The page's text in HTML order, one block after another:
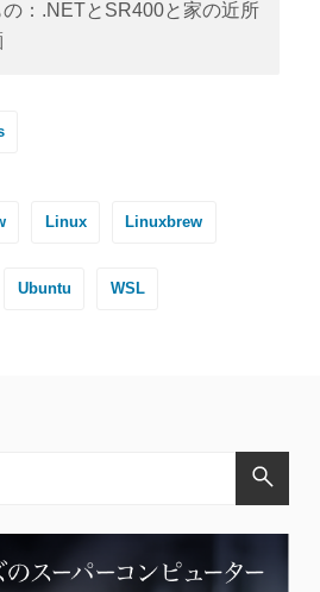
：.NETとSR400と家の近所
Linux Linuxbrew
Ubuntu WSL